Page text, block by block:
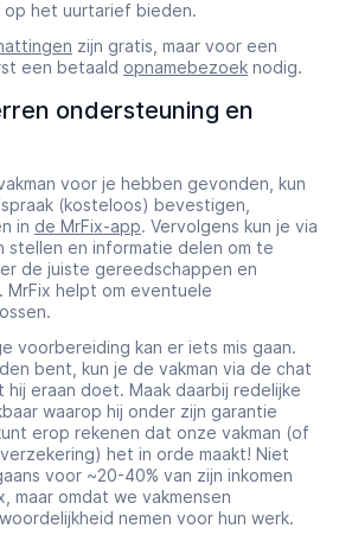
op het uurtarief bieden.
zijn gratis, maar voor een
een betaald opnamebezoek nodig.
ondersteuning en
voor je hebben gevonden, kun
(kosteloos) bevestigen,
in de MrFix-app. Vervolgens kun je via
stellen en informatie delen om te
de juiste gereedschappen en
MrFix helpt om eventuele
voorbereiding kan er iets mis gaan.
bent, kun je de vakman via de chat
eraan doet. Maak daarbij redelijke
waarop hij onder zijn garantie
erop rekenen dat onze vakman (of
het in orde maakt! Niet
voor ~20-40% van zijn inkomen
maar omdat we vakmensen
nemen voor hun werk.